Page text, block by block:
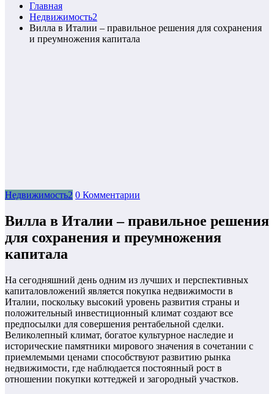
Главная
Недвижимость2
Вилла в Италии – правильное решения для сохранения
и преумножения капитала
Недвижимость2 0 Комментарии
Вилла в Италии – правильное решения
для сохранения и преумножения
капитала
На сегодняшний день одним из лучших и перспективных
капиталовложений является покупка недвижимости в
Италии, поскольку высокий уровень развития страны и
положительный инвестиционный климат создают все
предпосылки для совершения рентабельной сделки.
Великолепный климат, богатое культурное наследие и
исторические памятники мирового значения в сочетании с
приемлемыми ценами способствуют развитию рынка
недвижимости, где наблюдается постоянный рост в
отношении покупки коттеджей и загородный участков.